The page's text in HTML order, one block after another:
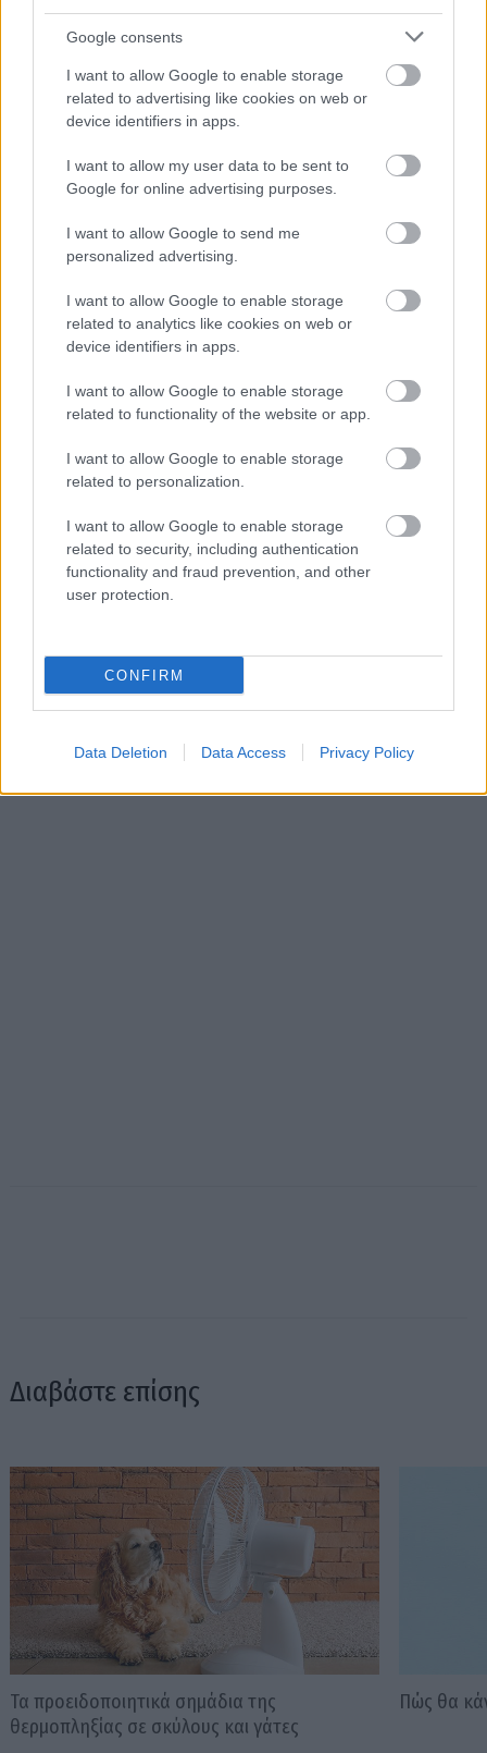
Google consents
I want to allow Google to enable storage
related to advertising like cookies on web or
device identifiers in apps.
I want to allow my user data to be sent to
Google for online advertising purposes.
I want to allow Google to send me
personalized advertising.
I want to allow Google to enable storage
related to analytics like cookies on web or
device identifiers in apps.
I want to allow Google to enable storage
related to functionality of the website or app.
I want to allow Google to enable storage
related to personalization.
I want to allow Google to enable storage
related to security, including authentication
functionality and fraud prevention, and other
user protection.
CONFIRM
Data Deletion Data Access Privacy Policy
Διαβάστε επίσης
Τα προειδοποιητικά σημάδια της
θερμοπληξίας σε σκύλους και γάτες
Πώς θα